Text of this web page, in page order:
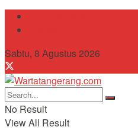
Sabtu, 8 Agustus 2026
No Result
View All Result